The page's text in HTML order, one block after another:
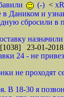
(-) <
в Даником и
сбросили
23-01-2018
24 - не
не
В 18-30 я